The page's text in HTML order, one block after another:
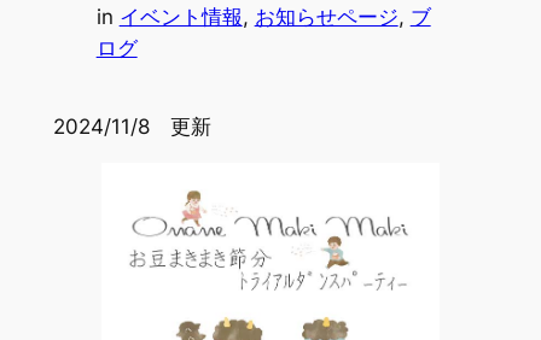
in イベント情報, お知らせページ, ブ
ログ
2024/11/8 更新